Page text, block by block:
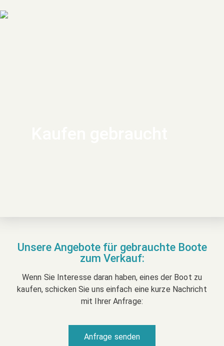
Unsere Angebote für gebrauchte Boote
zum Verkauf:
Wenn Sie Interesse daran haben, eines der Boot zu
kaufen, schicken Sie uns einfach eine kurze Nachricht
mit Ihrer Anfrage:
Anfrage senden